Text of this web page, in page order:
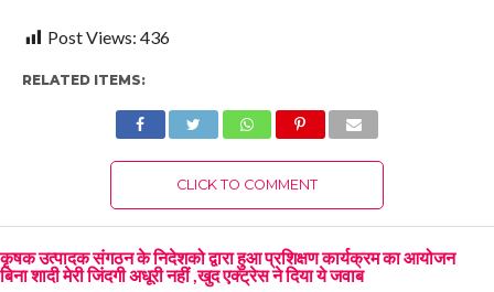
Post Views: 436
RELATED ITEMS:
CLICK TO COMMENT
कृषक उत्पादक संगठन के निदेशको द्वारा हुआ प्रशिक्षण कार्यक्रम का आयोजन
बिना शादी मेरी जिंदगी अधूरी नहीं ,खुद एक्ट्रेस ने दिया ये जवाब